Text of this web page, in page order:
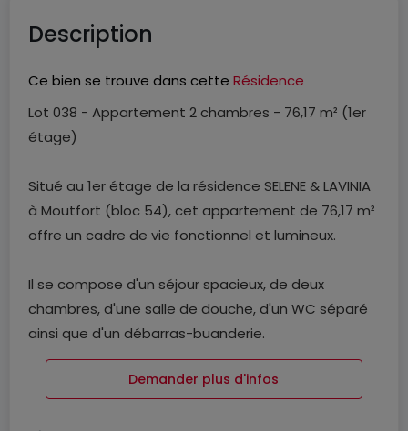
Description
Ce bien se trouve dans cette Résidence
Lot 038 - Appartement 2 chambres - 76,17 m² (1er
étage)
Situé au 1er étage de la résidence SELENE & LAVINIA
à Moutfort (bloc 54), cet appartement de 76,17 m²
offre un cadre de vie fonctionnel et lumineux.
Il se compose d'un séjour spacieux, de deux
chambres, d'une salle de douche, d'un WC séparé
ainsi que d'un débarras-buanderie.
Le séjour donne accès à un balcon privatif de 5,92
Demander plus d'infos